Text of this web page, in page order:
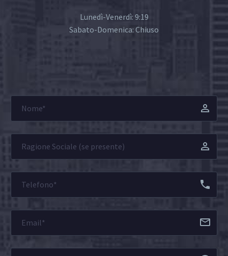
Lunedì-Venerdì: 9:19
Sabato-Domenica: Chiuso